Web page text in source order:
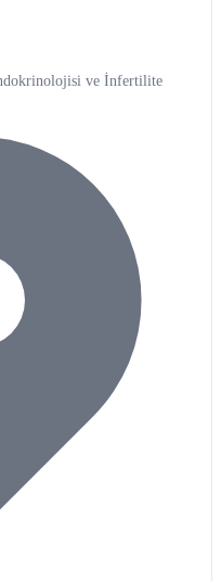
ve İnfertilite